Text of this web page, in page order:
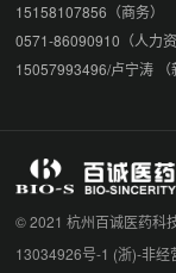
15158107856（商务）
0571-86090910（人力资
15057993496/卢宁涛 （
© 2021 杭州百诚医药科
13034926号-1 (浙)-非经